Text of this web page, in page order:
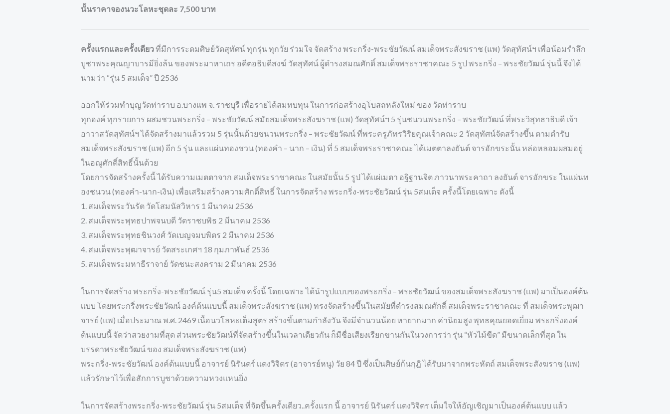
นั้นราคาจองนวะโลหะชุดละ 7,500 บาท
ครั้งแรกและครั้งเดียวที่มีการระดมศิษย์วัดสุทัศน์ ทุกรุ่น ทุกวัย ร่วมใจ จัดสร้าง พระกริ่ง-พระชัยวัฒน์ สมเด็จพระสังฆราช (แพ) วัดสุทัศน์ฯ เพื่อน้อมรำลึก
บูชาพระคุณญาบารมียิ่งล้น ของพระมาหาเถร อดีตอธิบดีสงฆ์ วัดสุทัศน์ ผู้ดำรงสมณศักดิ์ สมเด็จพระราชาคณะ 5 รูป พระกริ่ง – พระชัยวัฒน์ รุ่นนี้ จึงได้
นามว่า “รุ่น 5 สมเด็จ” ปี 2536
ออกให้ร่วมทำบุญวัดท่าราบ อ.บางแพ จ. ราชบุรี เพื่อรายได้สมทบทุน ในการก่อสร้างอุโบสถหลังใหม่ ของ วัดท่าราบ
ทุกองค์ ทุกรายการ ผสมชวนพระกริ่ง – พระชัยวัฒน์ สมัยสมเด็จพระสังฆราช (แพ) วัดสุทัศน์ฯ 5 รุ่นชนวนพระกริ่ง – พระชัยวัฒน์ ที่พระวิสุทธาธิบดี เจ้า
อาวาสวัดสุทัศน์ฯ ได้จัดสร้างมาแล้วรวม 5 รุ่นนั้นด้วยชนวนพระกริ่ง – พระชัยวัฒน์ ที่พระครูภัทรวิริยคุณเจ้าคณะ 2 วัดสุทัศน์จัดสร้างขึ้น ตามตำรับ
สมเด็จพระสังฆราช (แพ) อีก 5 รุ่น และแผ่นทองชวน (ทองคำ – นาก – เงิน) ที่ 5 สมเด็จพระราชาคณะ ได้เมตตาลงยันต์ จารอักขระนั้น หล่อหลอมผสมอยู่
ในอณูศักดิ์สิทธิ์นั้นด้วย
โดยการจัดสร้างครั้งนี้ ได้รับความเมตตาจาก สมเด็จพระราชาคณะ ในสมัยนั้น 5 รูป ได้เเผ่เมตา อฐิฐานจิต ภาวนาพระคาถา ลงยันต์ จารอักขระ ในเเผ่นท
องชนวน (ทองคํา-นาก-เงิน) เพื่อเสริมสร้างความศักดิ์สิทธิ์ ในการจัดสร้าง พระกริ่ง-พระชัยวัฒน์ รุ่น 5สมเด็จ ครั้งนี้โดยเฉพาะ ดังนี้
1. สมเด็จพระวันรัต วัดโสมนัสวิหาร 1 มีนาคม 2536
2. สมเด็จพระพุทธปาพจนบดี วัดราชบพิธ 2 มีนาคม 2536
3. สมเด็จพระพุทธชินวงศ์ วัดเบญจมบพิตร 2 มีนาคม 2536
4. สมเด็จพระพุฒาจารย์ วัดสระเกศฯ 18 กุมภาพันธ์ 2536
5. สมเด็จพระมหาธีราจาย์ วัดชนะสงคราม 2 มีนาคม 2536
ในการจัดสร้าง พระกริ่ง-พระชัยวัฒน์ รุ่น5 สมเด็จ ครั้งนี้ โดยเฉพาะ ได้นํารูปแบบของพระกริ่ง – พระชัยวัฒน์ ของสมเด็จพระสังฆราช (เเพ) มาเป็นองค์ต้น
เเบบ โดยพระกริ่งพระชัยวัฒน์ องค์ต้นแบบนี้ สมเด็จพระสังฆราช (เเพ) ทรงจัดสร้างขึ้นในสมัยที่ดำรงสมณศักดิ์ สมเด็จพระราชาคณะ ที่ สมเด็จพระพุฒา
จารย์ (แพ) เมื่อประมาณ พ.ศ. 2469 เนื้อนวโลหะเต็มสูตร สร้างขึ้นตามกำลังวัน จึงมีจำนวนน้อย หายากมาก ค่านิยมสูง พุทธคุณยอดเยี่ยม พระกริ่งองค์
ต้นแบบนี้ จัดว่าสวยงามที่สุด ส่วนพระชัยวัฒน์ที่จัดสร้างขึ้นในเวลาเดียวกัน ก็มีชื่อเสียงเรียกขานกันในวงการว่า รุ่น “หัวไม้ขีด” มีขนาดเล็กที่สุด ใน
บรรดาพระชัยวัฒน์ ของ สมเด็จพระสังฆราช (แพ)
พระกริ่ง-พระชัยวัฒน์ องค์ต้นแบบนี้ อาจารย์ นิรันดร์ เเดงวิจิตร (อาจารย์หนู) วัย 84 ปี ซึ่งเป็นศิษย์ก้นกุฎิ ได้รับมาจากพระหัตถ์ สมเด็จพระสังฆราช (เเพ)
แล้วรักษาไว้เพื่อสักการบูชาด้วยความหวงแหนยิ่ง
ในการจัดสร้างพระกริ่ง-พระชัยวัฒน์ รุ่น 5สมเด็จ ที่จัดขึ้นครั้งเดียว..ครั้งเเรก นี้ อาจารย์ นิรันดร์ เเดงวิจิตร เต็มใจให้อัญเชิญมาเป็นองค์ต้นแบบ แล้ว